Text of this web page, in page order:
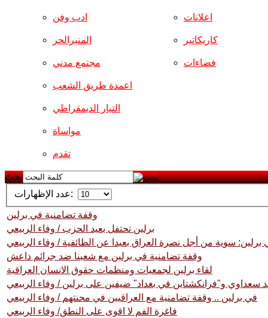
ادب وفن
المنبرالحر
مجتمع مدني
اعلانات
كاريكاتير
فضاءات
اعمدة طريق الشعب
التيار الديمقراطي
مواساة
تقدم
بحث
عدد الإظهارات:
وقفة تضامنية في برلين
برلين تحتفل بعيد الحزب / وفاء الربيعي
برلين: سوية من أجل نصرة العراق بعيدا عن الطائفية / وفاء الربيعي
وقفة تضامنية في برلين مع شعبنا ضد جرائم داعش
لقاء برلين لجمعيات ومنظمات حقوق الانسان العراقية
سعداوي و"فرانكشتاين في بغداد" ضيفين على برلين / وفاء الربيعي
في برلين .. وقفة تضامنية مع العراقيين في محنتهم / وفاء الربيعي
فاغرة الفم لا اقوى على النطق/ وفاء الربيعي